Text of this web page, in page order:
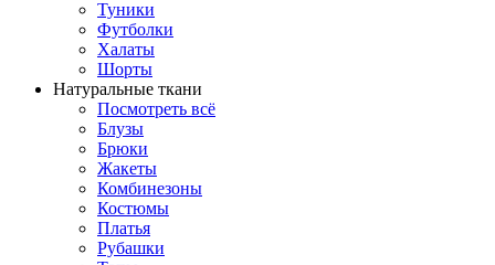
Туники
Футболки
Халаты
Шорты
Натуральные ткани
Посмотреть всё
Блузы
Брюки
Жакеты
Комбинезоны
Костюмы
Платья
Рубашки